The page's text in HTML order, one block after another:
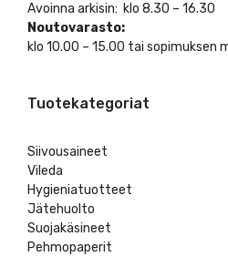
Avoinna arkisin: klo 8.30 – 16.30
Noutovarasto:
klo 10.00 – 15.00 tai sopimuksen
Tuotekategoriat
Siivousaineet
Vileda
Hygieniatuotteet
Jätehuolto
Suojakäsineet
Pehmopaperit